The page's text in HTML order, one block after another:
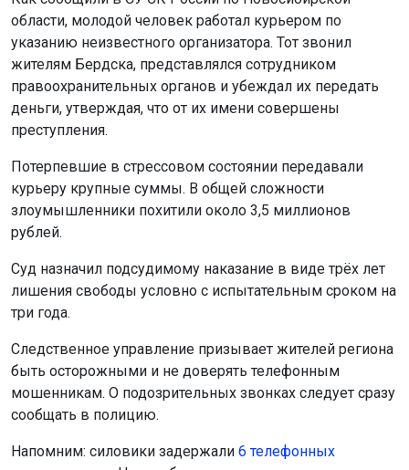
области, молодой человек работал курьером по
указанию неизвестного организатора. Тот звонил
жителям Бердска, представлялся сотрудником
правоохранительных органов и убеждал их передать
деньги, утверждая, что от их имени совершены
преступления.
Потерпевшие в стрессовом состоянии передавали
курьеру крупные суммы. В общей сложности
злоумышленники похитили около 3,5 миллионов
рублей.
Суд назначил подсудимому наказание в виде трёх лет
лишения свободы условно с испытательным сроком на
три года.
Следственное управление призывает жителей региона
быть осторожными и не доверять телефонным
мошенникам. О подозрительных звонках следует сразу
сообщать в полицию.
Напомним: силовики задержали 6 телефонных